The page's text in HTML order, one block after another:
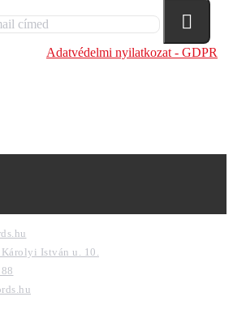
Adatvédelmi nyilatkozat - GDPR
István u. 10.